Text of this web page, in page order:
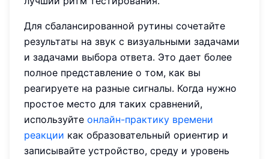
Для сбалансированной рутины сочетайте
результаты на звук с визуальными задачами
и задачами выбора ответа. Это дает более
полное представление о том, как вы
реагируете на разные сигналы. Когда нужно
простое место для таких сравнений,
используйте онлайн-практику времени
реакции как образовательный ориентир и
записывайте устройство, среду и уровень